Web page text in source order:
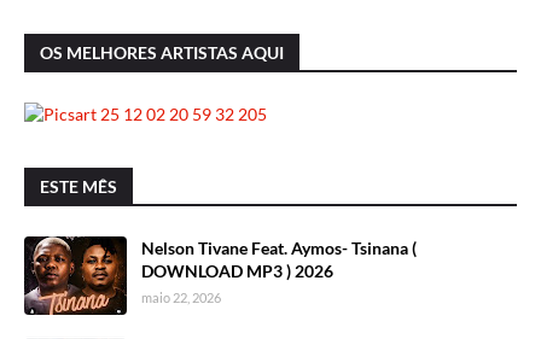
OS MELHORES ARTISTAS AQUI
ESTE MÊS
Nelson Tivane Feat. Aymos- Tsinana (
DOWNLOAD MP3 ) 2026
maio 22, 2026